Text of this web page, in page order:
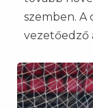
szemben. A
vezetőedző